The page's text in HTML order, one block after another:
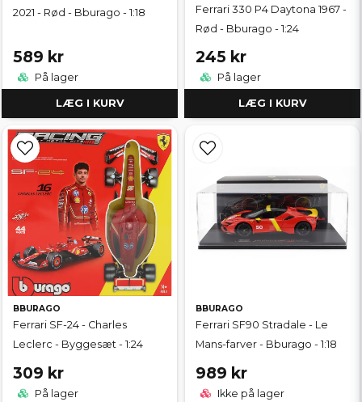
2021 - Rød - Bburago - 1:18
589 kr
På lager
LÆG I KURV
Ferrari 330 P4 Daytona 1967 -
Rød - Bburago - 1:24
245 kr
På lager
LÆG I KURV
BBURAGO
Ferrari SF-24 - Charles
Leclerc - Byggesæt - 1:24
309 kr
På lager
BBURAGO
Ferrari SF90 Stradale - Le
Mans-farver - Bburago - 1:18
989 kr
Ikke på lager